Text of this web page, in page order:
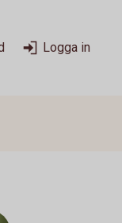
Logga in